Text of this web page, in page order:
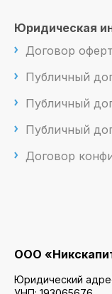
Юридическая
Договор
Публичный
Публичный
Публичный
Договор
ООО
Юридический